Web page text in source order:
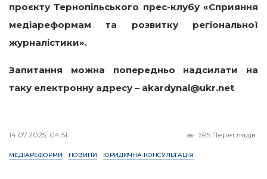
проєкту Тернопільського прес-клубу «Сприяння
медіареформам та розвитку регіональної
журналістики».
Запитання можна попередньо надсилати на
таку електронну адресу – akardynal@ukr.net
14.07.2025, 04:51 595 Переглядів
МЕДІАРЕФОРМИ НОВИНИ ЮРИДИЧНА КОНСУЛЬТАЦІЯ